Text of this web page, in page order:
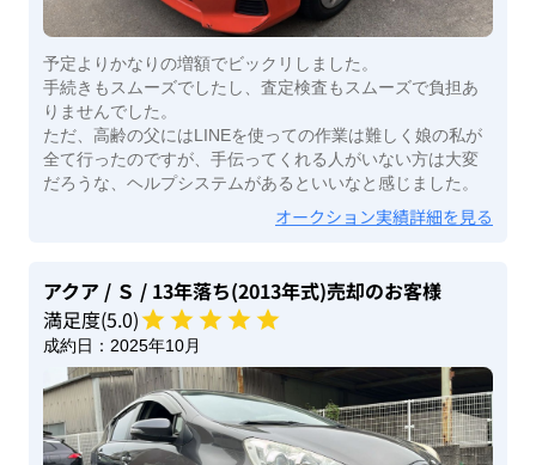
予定よりかなりの増額でビックリしました。
手続きもスムーズでしたし、査定検査もスムーズで負担あ
りませんでした。
ただ、高齢の父にはLINEを使っての作業は難しく娘の私が
全て行ったのですが、手伝ってくれる人がいない方は大変
だろうな、ヘルプシステムがあるといいなと感じました。
オークション実績詳細を見る
アクア / Ｓ / 13年落ち(2013年式)売却のお客様
満足度(5.0)
成約日： 2025年10月